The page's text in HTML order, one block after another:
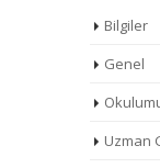
Bilgiler
Genel
Uzman